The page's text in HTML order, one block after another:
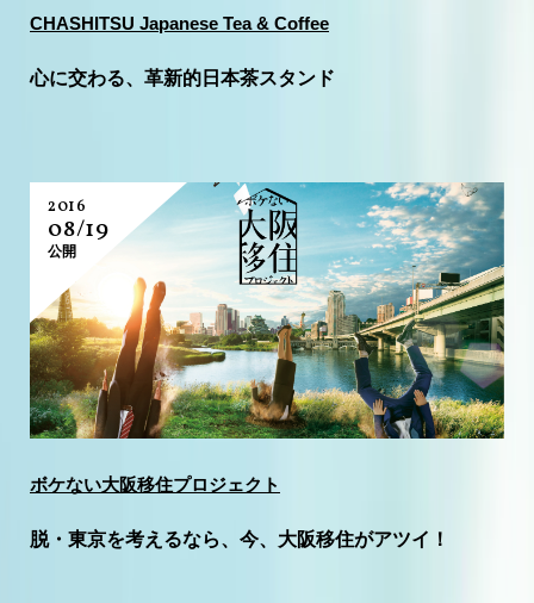
CHASHITSU Japanese Tea & Coffee
心に交わる、革新的日本茶スタンド
2016
08/19
公開
ボケない大阪移住プロジェクト
脱・東京を考えるなら、今、大阪移住がアツイ！